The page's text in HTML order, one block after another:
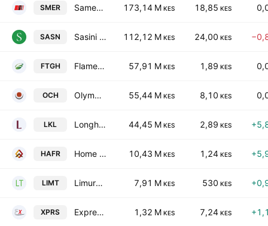
SMER Sameer Africa PLC 173,14 M KES 18,85 KES
SASN Sasini PLC 112,12 M KES 24,00 KES
FTGH Flame Tree Group Holdings Ltd 57,91 M KES 1,89 KES
OCH Olympia Capital Holdings Limited 55,44 M KES 8,10 KES
LKL Longhorn Publishers Limited 44,45 M KES 2,89 KES
HAFR Home Afrika Ltd. 10,43 M KES 1,24 KES
LIMT Limuru Tea Plc 7,91 M KES 530 KES
XPRS Express Kenya Ltd 1,32 M KES 7,24 KES